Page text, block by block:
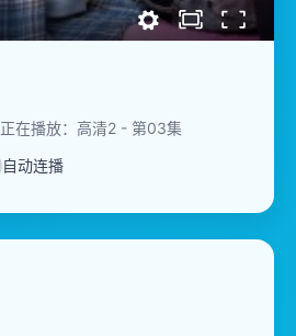
正在播放：高清2 - 第03集
自动连播